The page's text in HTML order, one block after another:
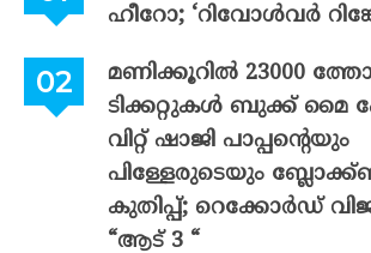
ഹീറോ; ‘റിവോൾവർ
മണിക്കൂറിൽ 23000
ടിക്കറ്റുകൾ ബുക്ക് മൈ
വിറ്റ് ഷാജി പാപ്പന്റെയും
പിള്ളേരുടെയും
കുതിപ്പ്; റെക്കോർഡ്
“ആട് 3 “